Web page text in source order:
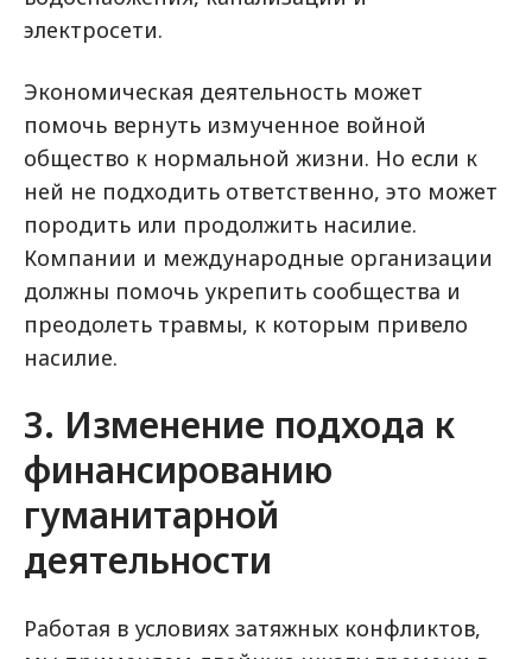
электросети.
Экономическая деятельность может
помочь вернуть измученное войной
общество к нормальной жизни. Но если к
ней не подходить ответственно, это может
породить или продолжить насилие.
Компании и международные организации
должны помочь укрепить сообщества и
преодолеть травмы, к которым привело
насилие.
3. Изменение подхода к
финансированию
гуманитарной
деятельности
Работая в условиях затяжных конфликтов,